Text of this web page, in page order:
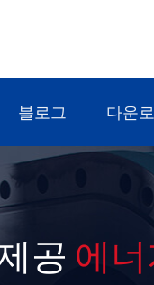
블로그 다운
공 에